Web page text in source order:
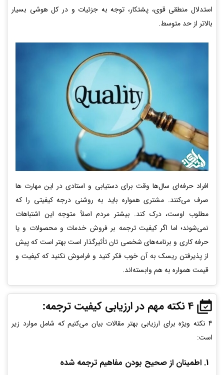
استدلال منطقی قوی، پشتکار، توجه به جزئیات و در کل هوشی بسیار
بالاتر از حد متوسط.
افراد حرفه‌ای سال‌ها وقت برای دستیابی و استادی در این مهارت ها
صرف می‌کنند. مشتری همواره باید به روشنی درجه کیفیتی را که
مطلوب اوست، درک کند. بیشتر مردم اصلاً متوجه این اشتباهات
نمی‌شوند؛ اما اگر کیفیت ترجمه بر فروش خدمات و محصولات و یا
حرفه کاری و برنامه‌های شخصی تان تأثیرگذار است بهتر است که پیش
از پذیرفتن ریسک به آن خوب فکر کنید و فراموش نکنید که کیفیت و
قیمت همواره به هم وابسته‌اند.
4 نکته ویژه برای ارزیابی بهتر مقالات بیان می‌کنیم که شامل موارد زیر
است:
1. اطمینان از صحیح بودن مفاهیم ترجمه شده